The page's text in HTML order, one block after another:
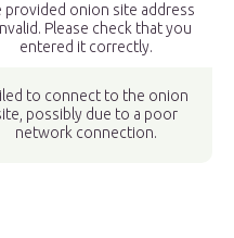
provided onion site address
Please check that you
entered it correctly.
to connect to the onion
possibly due to a poor
network connection.